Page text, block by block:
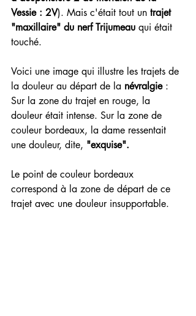
Vessie : 2V). Mais c'était tout un trajet
"maxillaire" du nerf Trijumeau qui était
touché.
Voici une image qui illustre les trajets de
la douleur au départ de la névralgie :
Sur la zone du trajet en rouge, la
douleur était intense. Sur la zone de
couleur bordeaux, la dame ressentait
une douleur, dite, "exquise".
Le point de couleur bordeaux
correspond à la zone de départ de ce
trajet avec une douleur insupportable.